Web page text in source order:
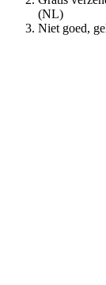
(NL)
Niet goed,